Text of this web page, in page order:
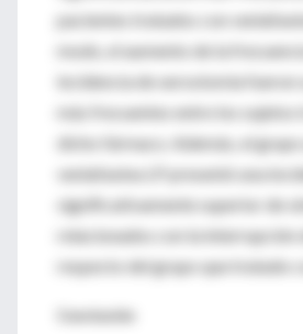
pacientes tratados con
modo, el aumento de la
incidencia de xerostomía fueron
más frecuentes entre los sujetos
dicho fármaco. Además, el
venlafaxina LP presentó una
significativamente superior de
relacionados con la interrupción
respecto del grupo que tratado